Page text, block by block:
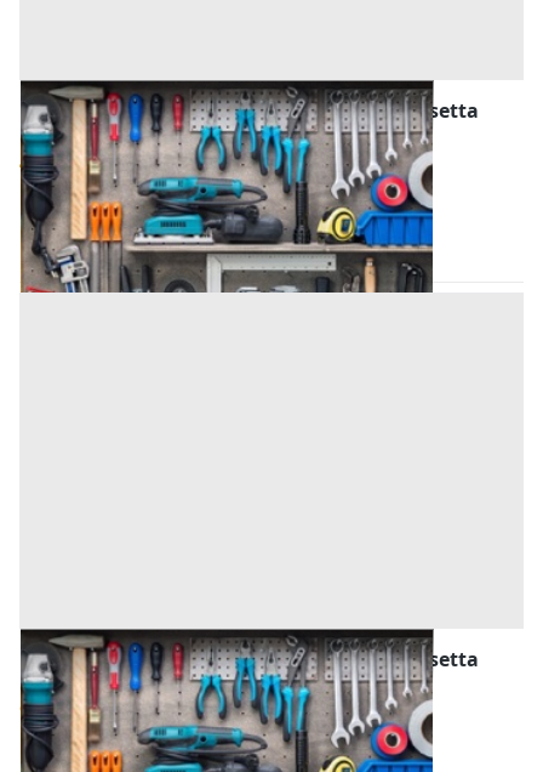
Attrezzature ed Utensili all'asta a Caltanissetta
Gela (Caltanissetta)
Offerta minima
48 €
Codice asta:AN0313568
Asta chiusa
Attrezzature ed Utensili all'asta a Caltanissetta
Gela (Caltanissetta)
Offerta minima
95 €